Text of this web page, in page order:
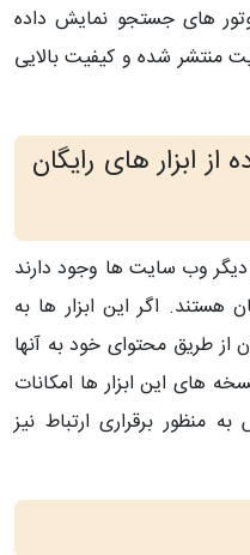
های جستجو نمایش داده
شده و کیفیت بالایی
ابزار های رایگان
دیگر وب سایت ها وجود دارند
هستند. اگر این ابزار ها به
از طریق محتوای خود به آنها
های این ابزار ها امکانات
منظور برقراری ارتباط نیز